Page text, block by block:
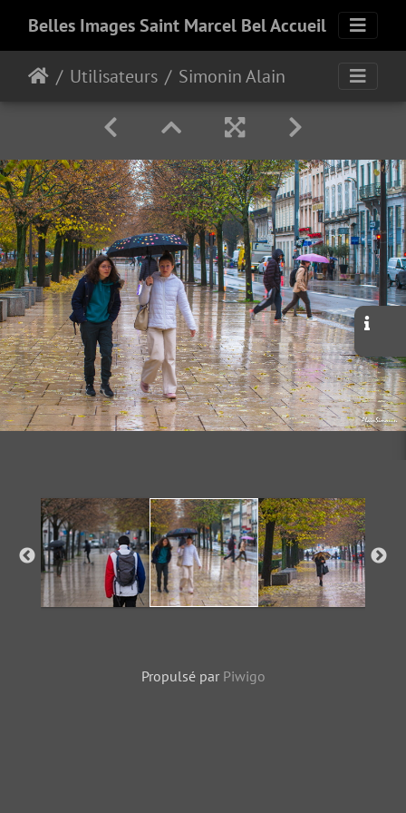
Belles Images Saint Marcel Bel Accueil
Utilisateurs Simonin Alain
Propulsé par Piwigo